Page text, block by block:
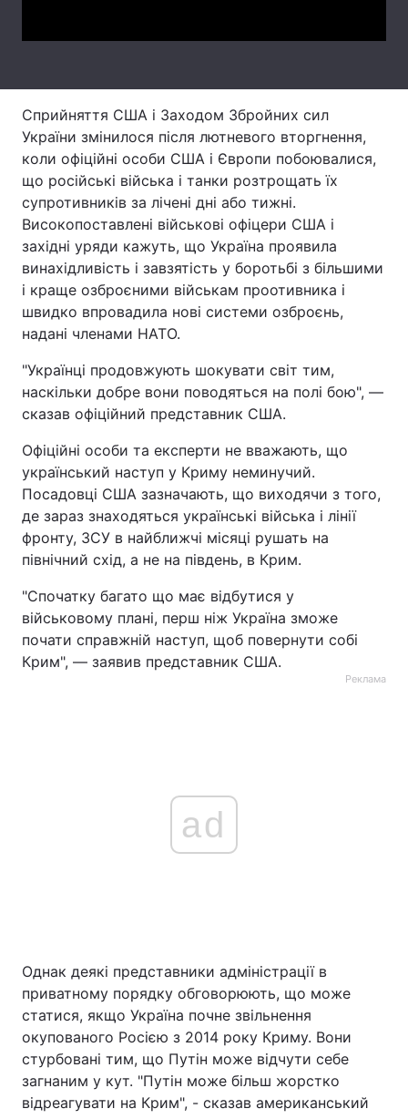
Сприйняття США і Заходом Збройних сил
України змінилося після лютневого вторгнення,
коли офіційні особи США і Європи побоювалися,
що російські війська і танки розтрощать їх
супротивників за лічені дні або тижні.
Високопоставлені військові офіцери США і
західні уряди кажуть, що Україна проявила
винахідливість і завзятість у боротьбі з більшими
і краще озброєними військам проотивника і
швидко впровадила нові системи озброєнь,
надані членами НАТО.
"Українці продовжують шокувати світ тим,
наскільки добре вони поводяться на полі бою", —
сказав офіційний представник США.
Офіційні особи та експерти не вважають, що
український наступ у Криму неминучий.
Посадовці США зазначають, що виходячи з того,
де зараз знаходяться українські війська і лінії
фронту, ЗСУ в найближчі місяці рушать на
північний схід, а не на південь, в Крим.
"Спочатку багато що має відбутися у
військовому плані, перш ніж Україна зможе
почати справжній наступ, щоб повернути собі
Крим", — заявив представник США.
Реклама
ad
Однак деякі представники адміністрації в
приватному порядку обговорюють, що може
статися, якщо Україна почне звільнення
окупованого Росією з 2014 року Криму. Вони
стурбовані тим, що Путін може відчути себе
загнаним у кут. "Путін може більш жорстко
відреагувати на Крим", - сказав американський